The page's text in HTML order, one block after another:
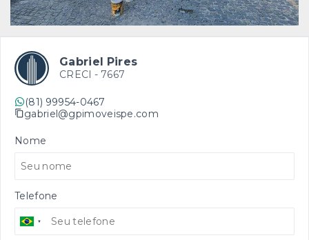
Gabriel Pires
CRECI - 7667
(81) 99954-0467
gabriel@gpimoveispe.com
Nome
Telefone